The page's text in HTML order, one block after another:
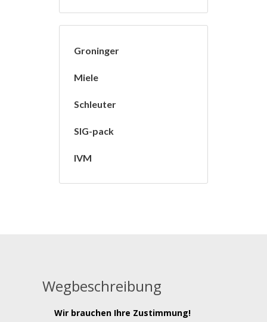
Groninger
Miele
Schleuter
SIG-pack
IVM
Wegbeschreibung
Wir brauchen Ihre Zustimmung!